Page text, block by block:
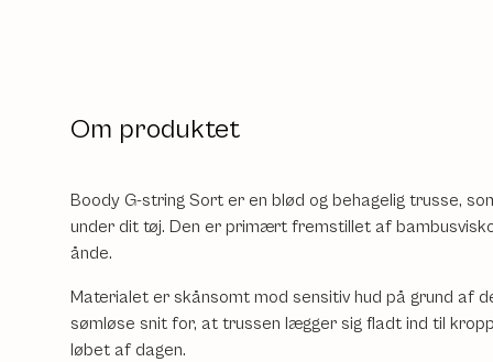
Om produktet
Boody G-string Sort er en blød og behagelig trusse,
under dit tøj. Den er primært fremstillet af
ånde.
Materialet er skånsomt mod sensitiv hud på grund af
sømløse snit for, at trussen lægger sig fladt ind til
løbet af dagen.